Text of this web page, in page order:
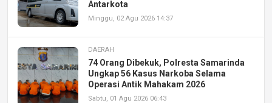
Antarkota
Minggu, 02 Agu 2026 14:37
DAERAH
74 Orang Dibekuk, Polresta Samarinda
Ungkap 56 Kasus Narkoba Selama
Operasi Antik Mahakam 2026
Sabtu, 01 Agu 2026 06:43